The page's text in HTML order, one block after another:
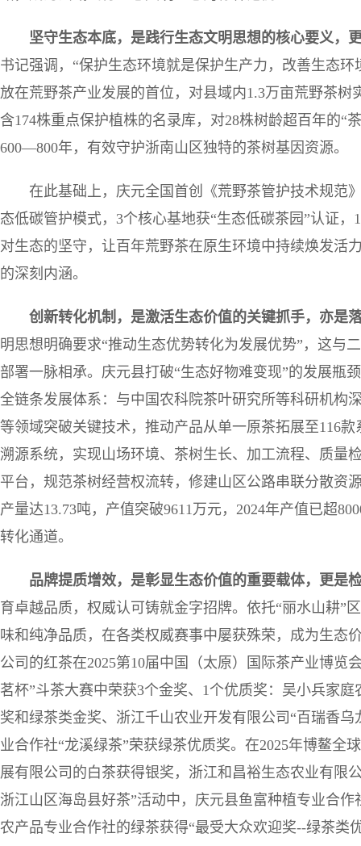
坚守生态本底，是践行生态文明思想的核心要义，
书记强调，“保护生态环境就是保护生产力，改善生态
放在荒野茶产业发展的首位，对县域内1.3万亩荒野茶
含174株重点保护植株的名录库，对28株树龄超百年的“
600—800年，有效守护浙南山区独特的茶树基因资源。
在此基础上，庆元全国首创《荒野茶管护技术规范
态低碳管护模式，3个核心基地获“生态低碳茶园”认证，
对生态的坚守，让百年荒野茶在原生环境中持续焕发活
的深刻内涵。
创新转化机制，是激活生态价值的关键抓手，亦是
明思想明确要求“推动生态优势转化为发展优势”，这与
部署一脉相承。庆元县打破“生态好物难变现”的发展瓶
全链条发展体系：与中国农科院茶叶研究所等科研机构
等领域突破关键技术，推动产品从单一原茶拓展至116
溯源系统，实现山场环境、茶树生长、加工流程、质量
平台，规范茶树经营权流转，修建山区公路串联分散资
产量达13.73吨，产值突破9611万元，2024年产值已超
转化通道。
品牌提质增效，是彰显生态价值的重要载体，更是
育卓越品质，权威认可铸就金字招牌。依托“丽水山耕”
味和纯净品质，在各类权威赛事中屡获殊荣，成为生态
公司的红茶在2025第10届中国（太原）国际茶产业博览
茗杯”斗茶大赛中荣获3个金奖、1个优质奖：吴小兵家
奖和绿茶类金奖、浙江千山农业开发有限公司“百瑞香
业合作社“龙溪绿茶”荣获绿茶优质奖。在2025年博鳌全
展有限公司的白茶获得银奖，浙江和昌裕生态农业有限
浙江山区海岛县好茶”活动中，庆元县鱼富种植专业合
农产品专业合作社的绿茶获得“最受大众欢迎奖--绿茶类